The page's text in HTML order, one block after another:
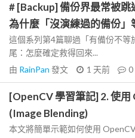
# [Backup] 備份界最常被
為什麼「沒演練過的備份」
這個系列第4篇聊過「有備份不
尾：怎麼確定救得回來...
由 RainPan 發文 1 天前 0
[OpenCV 學習筆記] 2. 使
(Image Blending)
本文將簡單示範如何使用